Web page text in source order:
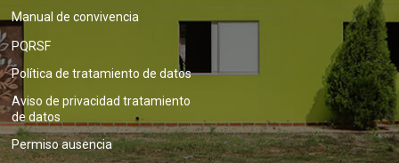
Manual de convivencia
PQRSF
Política de tratamiento de datos
Aviso de privacidad tratamiento
de datos
Permiso ausencia